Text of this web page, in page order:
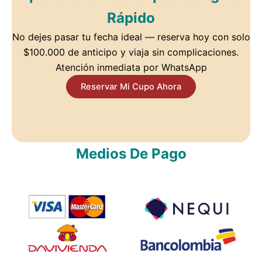
Rápido
No dejes pasar tu fecha ideal — reserva hoy con solo
$100.000 de anticipo y viaja sin complicaciones.
Atención inmediata por WhatsApp
Reservar Mi Cupo Ahora
Medios De Pago